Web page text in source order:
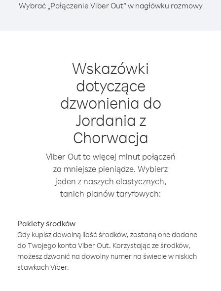
Wybrać „Połączenie Viber Out” w nagłówku rozmowy
Wskazówki
dotyczące
dzwonienia do
Jordania z
Chorwacja
Viber Out to więcej minut połączeń
za mniejsze pieniądze. Wybierz
jeden z naszych elastycznych,
tanich planów taryfowych:
Pakiety środków
Gdy kupisz dowolną ilość środków, zostaną one dodane
do Twojego konta Viber Out. Korzystając ze środków,
możesz dzwonić na dowolny numer na świecie w niskich
stawkach Viber.